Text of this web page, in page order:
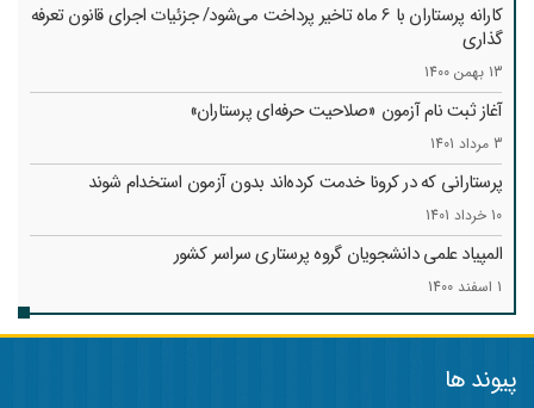
کارانه‌ پرستاران با 6 ماه تاخیر پرداخت می‌شود/ جزئیات اجرای قانون تعرفه
گذاری
13 بهمن 1400
آغاز ثبت نام آزمون «صلاحیت حرفه‌ای پرستاران»
3 مرداد 1401
پرستارانی که در کرونا خدمت کرد‌ه‌اند بدون آزمون استخدام شوند
10 خرداد 1401
المپیاد علمی دانشجویان گروه پرستاری سراسر کشور
1 اسفند 1400
پیوند ها